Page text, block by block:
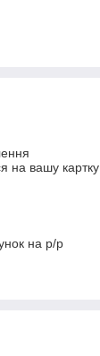
на вашу картку
на р/р